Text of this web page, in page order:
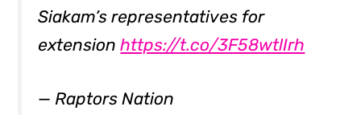
Siakam’s representatives for
extensionhttps://t.co/3F58wtlIrh
— Raptors Nation